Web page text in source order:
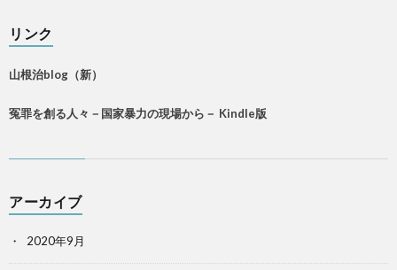
リンク
山根治blog（新）
冤罪を創る人々－国家暴力の現場から－ Kindle版
アーカイブ
2020年9月